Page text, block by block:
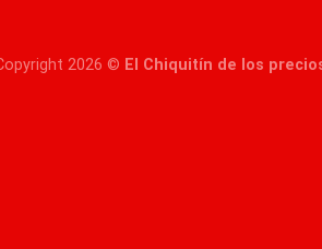
2026 © El Chiquitín de los